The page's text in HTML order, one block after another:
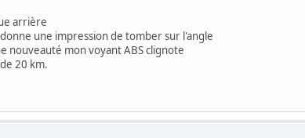
arrière
une impression de tomber sur l'angle
nouveauté mon voyant ABS clignote
20 km.